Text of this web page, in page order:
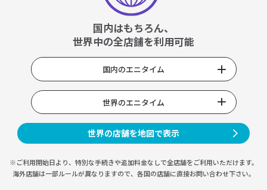
国内はもちろん、
世界中の全店舗を利用可能
国内のエニタイム
世界のエニタイム
世界の店舗を地図で表示
※ご利用開始日より、特別な手続きや追加料金なしで全店舗をご利用いただけます。
海外店舗は一部ルールが異なりますので、 各国の店舗に直接お問い合わせ下さい。